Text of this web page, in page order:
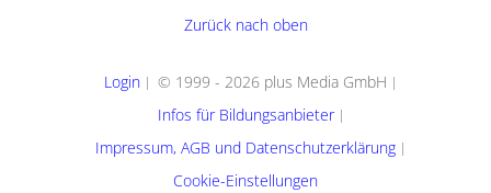
Zurück nach oben
Login
© 1999 - 2026 plus Media GmbH
Infos für Bildungsanbieter
Impressum, AGB und Datenschutzerklärung
Cookie-Einstellungen